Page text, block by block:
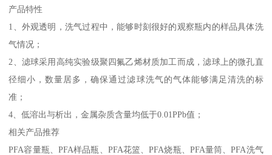
产品特性
1、外观透明，洗气过程中，能够时刻很好的观察瓶内的样品具体洗
气情况；
2、滤球采用高纯实验级聚四氟乙烯材质加工而成，滤球上的微孔直
径细小，数量居多，确保通过滤球洗气的气体能够满足清洗的标
准；
4、低溶出与析出，金属杂质含量均低于0.01PPb值；
相关产品推荐
PFA容量瓶、PFA样品瓶、PFA花篮、PFA烧瓶、PFA量筒、PFA洗气